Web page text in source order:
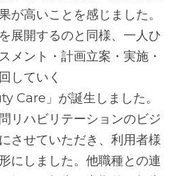
が高いことを感じました。
展開するのと同様、一人ひ
メント・計画立案・実施・
していく
Care」が誕生しました。
リハビリテーションのビジ
させていただき、利用者様
にしました。他職種との連